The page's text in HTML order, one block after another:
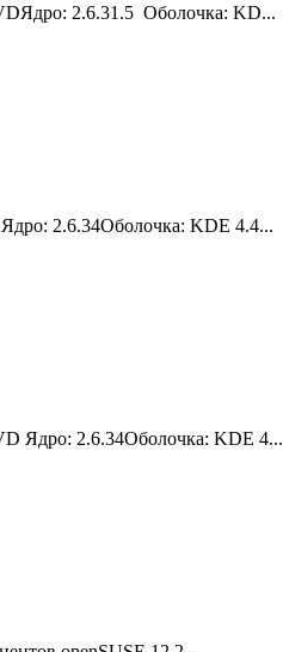
2.6.31.5 Оболочка: KD...
2.6.34Оболочка: KDE 4.4...
Ядро: 2.6.34Оболочка: KDE 4...